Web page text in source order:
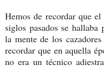
Hemos de recordar que
siglos pasados se
la mente de los
recordar que en aquella
no era un técnico